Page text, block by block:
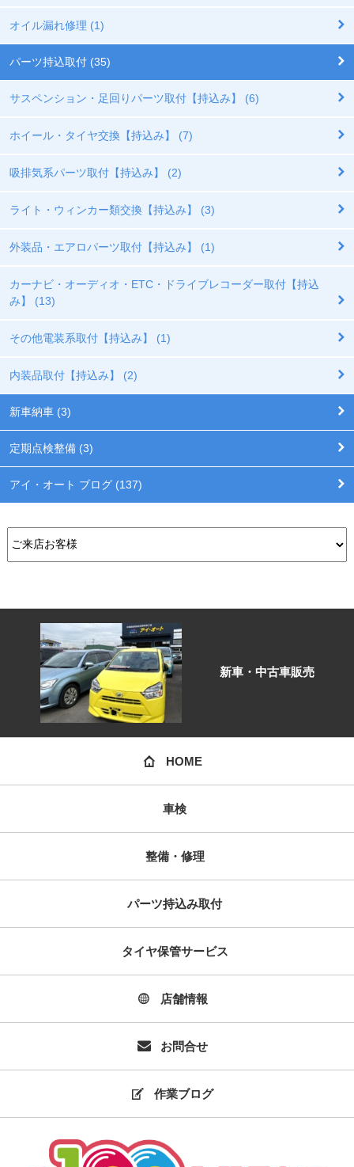
オイル漏れ修理 (1)
パーツ持込取付 (35)
サスペンション・足回りパーツ取付【持込み】 (6)
ホイール・タイヤ交換【持込み】 (7)
吸排気系パーツ取付【持込み】 (2)
ライト・ウィンカー類交換【持込み】 (3)
外装品・エアロパーツ取付【持込み】 (1)
カーナビ・オーディオ・ETC・ドライブレコーダー取付【持込
み】 (13)
その他電装系取付【持込み】 (1)
内装品取付【持込み】 (2)
新車納車 (3)
定期点検整備 (3)
アイ・オート ブログ (137)
新車・中古車販売
HOME
車検
整備・修理
パーツ持込み取付
タイヤ保管サービス
店舗情報
お問合せ
作業ブログ